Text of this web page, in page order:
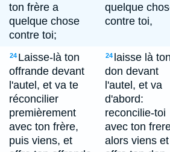
ton frère a
quelque chose
contre toi;
quelque
contre toi,
24 Laisse-là ton
offrande devant
l'autel, et va te
réconcilier
premièrement
avec ton frère,
puis viens, et
24 laisse là
don devant
l'autel, et va
d'abord:
reconcilie-toi
avec ton
alors viens et